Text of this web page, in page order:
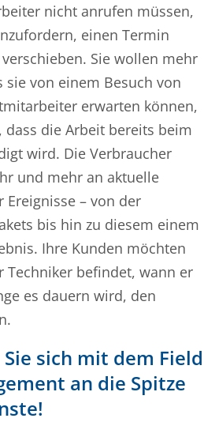
nicht anrufen müssen,
einen Termin
Sie wollen mehr
sie von einem Besuch von
erwarten können,
dass die Arbeit bereits beim
wird. Die Verbraucher
und mehr an aktuelle
– von der
bis hin zu diesem einem
Ihre Kunden möchten
Techniker befindet, wann er
es dauern wird, den
sich mit dem Field
an die Spitze